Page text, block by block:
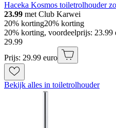
Haceka Kosmos toiletrolhouder
23.99 met Club Karwei
20% korting20% korting
20% korting, voordeelprijs:
29.99
Prijs: 29.99 euro
Bekijk alles in toiletrolhouder